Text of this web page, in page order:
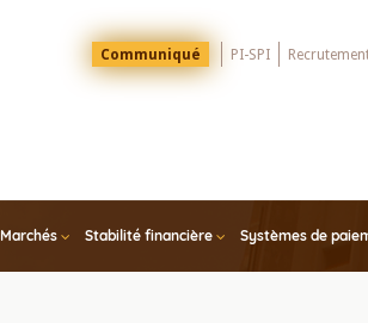
Menu
Top
Communiqué PI-SPI
Marchés Stabilité financière Systèmes de